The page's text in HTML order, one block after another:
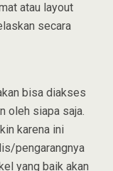
atau layout
secara
bisa diakses
oleh siapa saja.
karena ini
pengarangnya
yang baik akan